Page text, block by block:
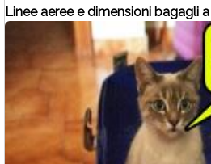
Linee aeree e dimensioni bagagli